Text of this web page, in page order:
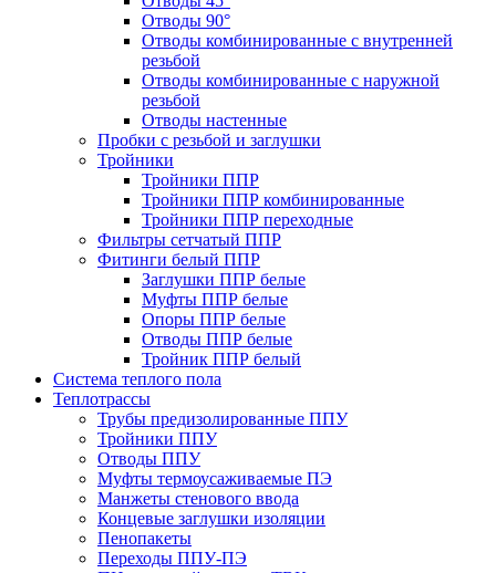
Отводы 90°
Отводы комбинированные с внутренней
резьбой
Отводы комбинированные с наружной
резьбой
Отводы настенные
Пробки с резьбой и заглушки
Тройники
Тройники ППР
Тройники ППР комбинированные
Тройники ППР переходные
Фильтры сетчатый ППР
Фитинги белый ППР
Заглушки ППР белые
Муфты ППР белые
Опоры ППР белые
Отводы ППР белые
Тройник ППР белый
Система теплого пола
Теплотрассы
Трубы предизолированные ППУ
Тройники ППУ
Отводы ППУ
Муфты термоусаживаемые ПЭ
Манжеты стенового ввода
Концевые заглушки изоляции
Пенопакеты
Переходы ППУ-ПЭ